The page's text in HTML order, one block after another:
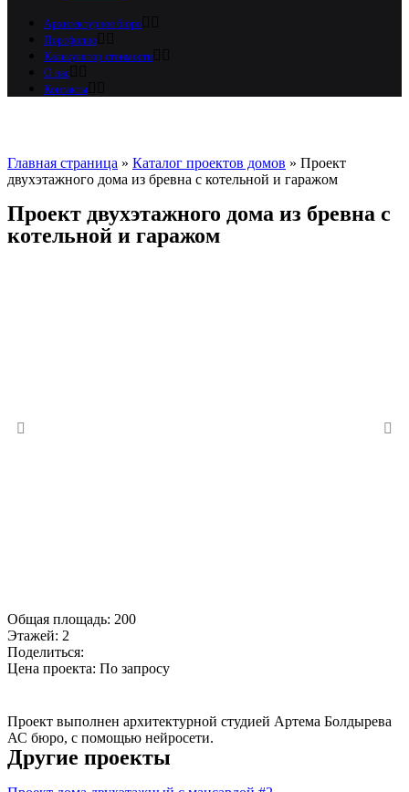
Архитектурное бюро
Портфолио
Калькулятор стоимости
О нас
Контакты
Главная страница » Каталог проектов домов » Проект
двухэтажного дома из бревна с котельной и гаражом
Проект двухэтажного дома из бревна с
котельной и гаражом
Общая площадь: 200
Этажей: 2
Поделиться:
Цена проекта: По запросу
Проект выполнен архитектурной студией Артема Болдырева
АС бюро, с помощью нейросети.
Другие проекты